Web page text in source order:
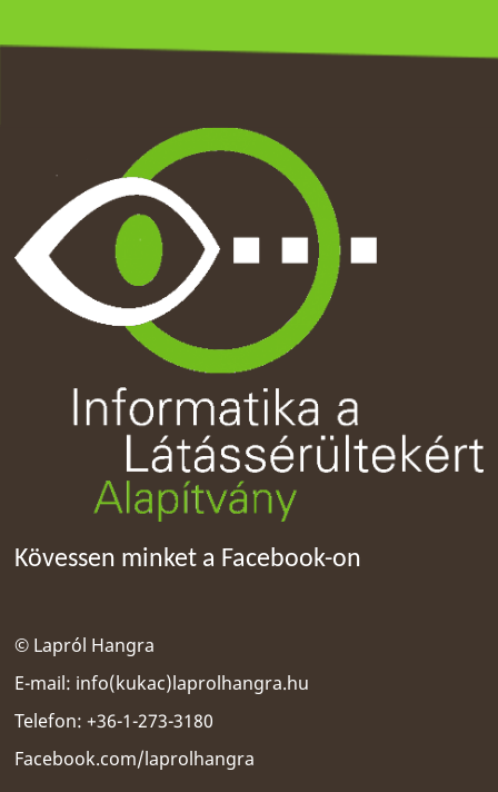
Kövessen minket a Facebook-on
© Lapról Hangra
E-mail: info(kukac)laprolhangra.hu
Telefon: +36-1-273-3180
Facebook.com/laprolhangra